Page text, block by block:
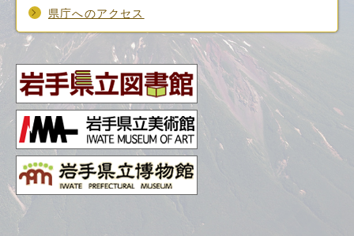
県庁へのアクセス